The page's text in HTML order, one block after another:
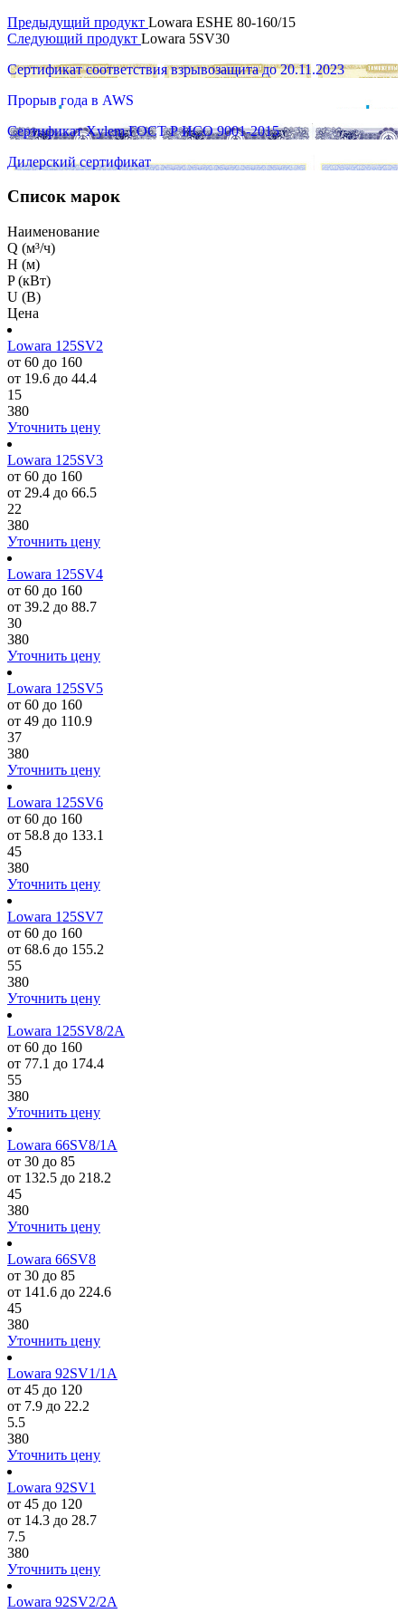
Предыдущий продукт Lowara ESHE 80-160/15
Следующий продукт Lowara 5SV30
Сертификат соответствия взрывозащита до 20.11.2023
Прорыв года в AWS
Сертификат Xylem ГОСТ Р ИСО 9001-2015
Дилерский сертификат
Список марок
Наименование
Q (м³/ч)
H (м)
P (кВт)
U (В)
Цена
Lowara 125SV2
от 60 до 160
от 19.6 до 44.4
15
380
Уточнить цену
Lowara 125SV3
от 60 до 160
от 29.4 до 66.5
22
380
Уточнить цену
Lowara 125SV4
от 60 до 160
от 39.2 до 88.7
30
380
Уточнить цену
Lowara 125SV5
от 60 до 160
от 49 до 110.9
37
380
Уточнить цену
Lowara 125SV6
от 60 до 160
от 58.8 до 133.1
45
380
Уточнить цену
Lowara 125SV7
от 60 до 160
от 68.6 до 155.2
55
380
Уточнить цену
Lowara 125SV8/2A
от 60 до 160
от 77.1 до 174.4
55
380
Уточнить цену
Lowara 66SV8/1A
от 30 до 85
от 132.5 до 218.2
45
380
Уточнить цену
Lowara 66SV8
от 30 до 85
от 141.6 до 224.6
45
380
Уточнить цену
Lowara 92SV1/1A
от 45 до 120
от 7.9 до 22.2
5.5
380
Уточнить цену
Lowara 92SV1
от 45 до 120
от 14.3 до 28.7
7.5
380
Уточнить цену
Lowara 92SV2/2A